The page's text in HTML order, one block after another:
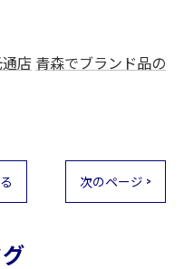
店 青森でブランド品の
次のページ >